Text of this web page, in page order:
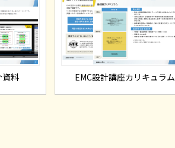
料 EMC設計講座カリキュラム